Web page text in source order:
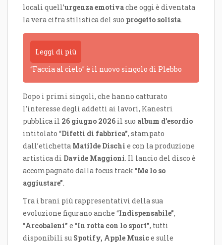
locali quell’urgenza emotivache oggi è diventata
la vera cifra stilistica del suo progetto solista.
Leggi di più
“Faccia al cielo” è il nuovo singolo di Plebbo
Dopo i primi singoli, che hanno catturato
l’interesse degli addetti ai lavori, Kanestri
pubblica il 26 giugno 2026 il suo album d’esordio
intitolato “Difetti di fabbrica”, stampato
dall’etichetta Matilde Dischi e con la produzione
artistica di Davide Maggioni. Il lancio del disco è
accompagnato dalla focus track “Me lo so
aggiustare”.
Tra i brani più rappresentativi della sua
evoluzione figurano anche “Indispensabile”,
“Arcobaleni” e “In rotta con lo sport”, tutti
disponibili su Spotify, Apple Musice sulle